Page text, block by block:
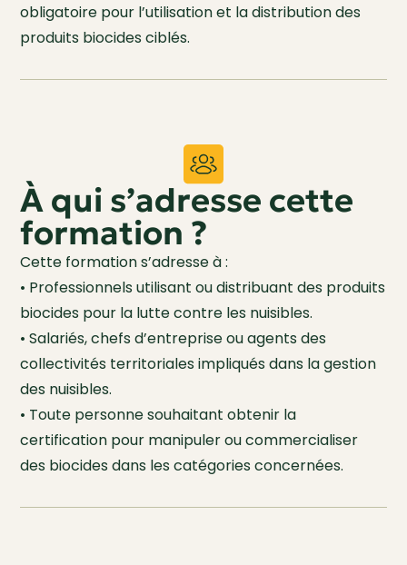
obligatoire pour l’utilisation et la distribution des
produits biocides ciblés.
À qui s’adresse cette
formation ?
Cette formation s’adresse à :
• Professionnels utilisant ou distribuant des produits
biocides pour la lutte contre les nuisibles.
• Salariés, chefs d’entreprise ou agents des
collectivités territoriales impliqués dans la gestion
des nuisibles.
• Toute personne souhaitant obtenir la
certification pour manipuler ou commercialiser
des biocides dans les catégories concernées.